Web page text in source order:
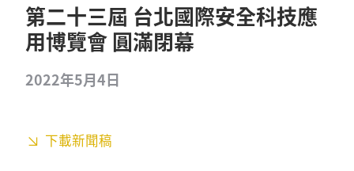
第二十三屆 台北國際安全科技應
用博覽會 圓滿閉幕
2022年5月4日
下載新聞稿